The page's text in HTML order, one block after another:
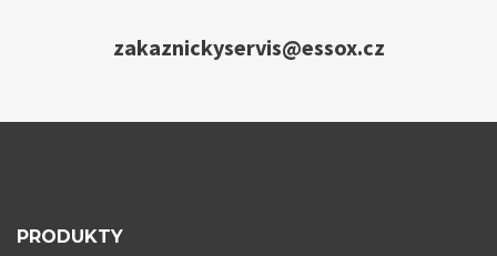
zakaznickyservis@essox.cz
PRODUKTY